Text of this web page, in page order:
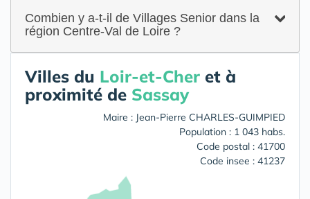
Combien y a-t-il de Villages Senior dans la
région Centre-Val de Loire ?
Villes du Loir-et-Cher et à
proximité de Sassay
Maire : Jean-Pierre CHARLES-GUIMPIED
Population : 1 043 habs.
Code postal : 41700
Code insee : 41237